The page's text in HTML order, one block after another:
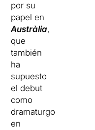
por su
papel en
Austràlia,
que
también
ha
supuesto
el debut
como
dramaturgo
en